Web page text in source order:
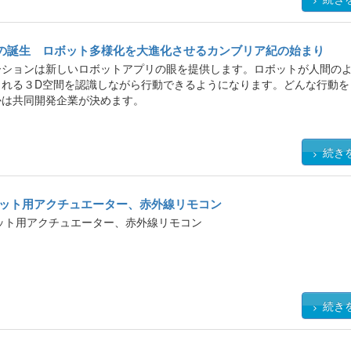
誕生 ロボット多様化を大進化させるカンブリア紀の始まり
ョンは新しいロボットアプリの眼を提供します。ロボットが人間の
る３D空間を認識しながら行動できるようになります。どんな行動
共同開発企業が決めます。
て自己位置推定とナビゲーションなどの処理ソフトウエアやAIアル
続き
ト用アクチュエーター、赤外線リモコン
ト用アクチュエーター、赤外線リモコン
続き